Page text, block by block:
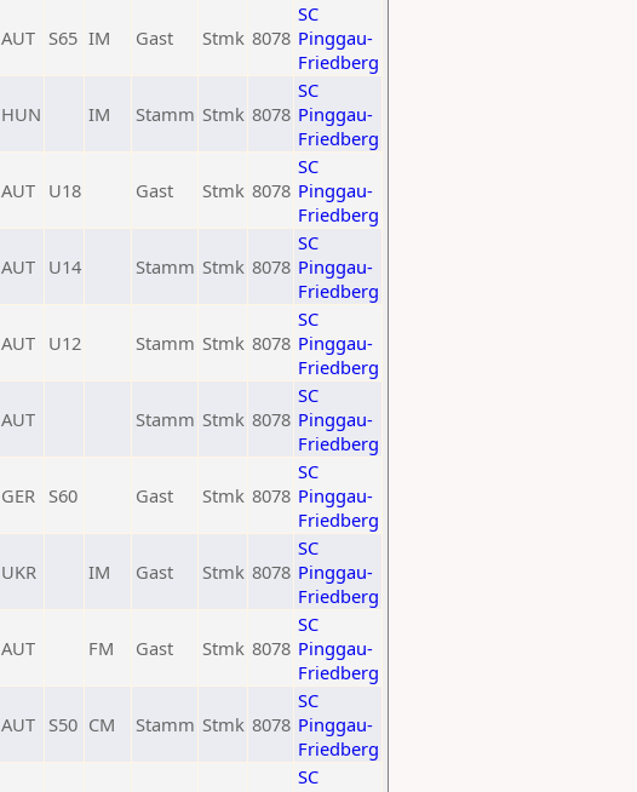
AUT S65 IM Gast Stmk 8078
SC
Pinggau-
Friedberg
HUN IM Stamm Stmk 8078
SC
Pinggau-
Friedberg
AUT U18 Gast Stmk 8078
SC
Pinggau-
Friedberg
AUT U14 Stamm Stmk 8078
SC
Pinggau-
Friedberg
AUT U12 Stamm Stmk 8078
SC
Pinggau-
Friedberg
AUT Stamm Stmk 8078
SC
Pinggau-
Friedberg
GER S60 Gast Stmk 8078
SC
Pinggau-
Friedberg
UKR IM Gast Stmk 8078
SC
Pinggau-
Friedberg
AUT FM Gast Stmk 8078
SC
Pinggau-
Friedberg
AUT S50 CM Stamm Stmk 8078
SC
Pinggau-
Friedberg
SC